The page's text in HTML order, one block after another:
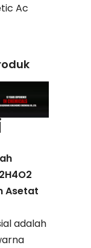
Ac
Asetat
adalah